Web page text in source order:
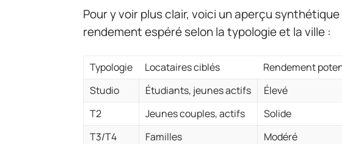
Pour y voir plus clair, voici un aperçu
rendement espéré selon la typologie et la ville :
Typologie Locataires ciblés Rendement
Studio
Étudiants, jeunes actifs Élevé
T2
Jeunes couples, actifs Solide
T3/T4
Familles Modéré